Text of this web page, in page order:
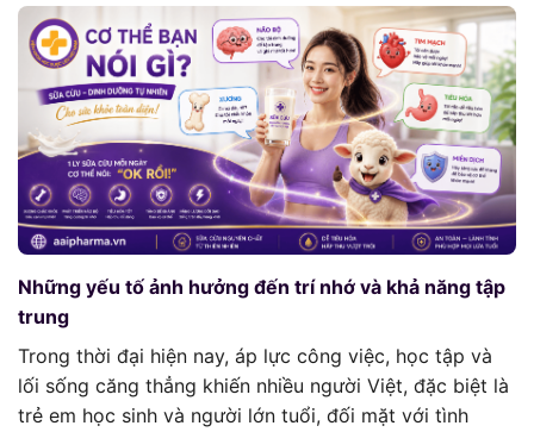
Những yếu tố ảnh hưởng đến trí nhớ và khả năng tập
trung
Trong thời đại hiện nay, áp lực công việc, học tập và
lối sống căng thẳng khiến nhiều người Việt, đặc biệt là
trẻ em học sinh và người lớn tuổi, đối mặt với tình